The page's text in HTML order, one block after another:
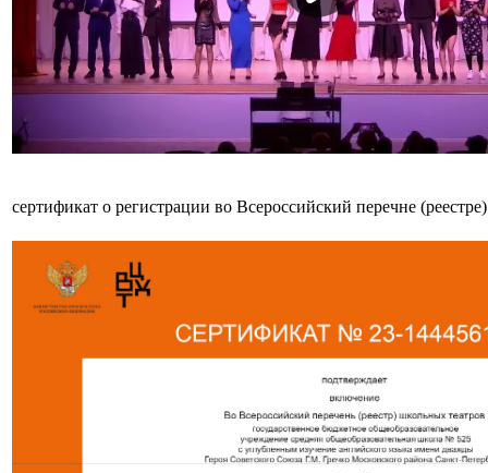
сертификат о регистрации во Всероссийский перечне